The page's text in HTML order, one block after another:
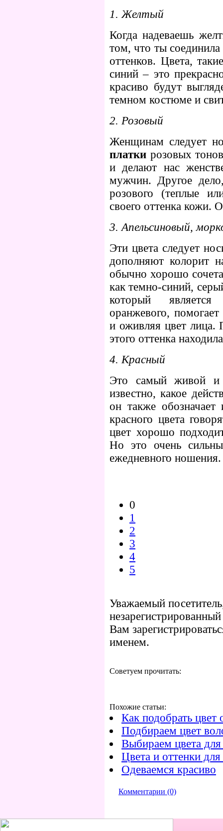
1. Желтый
Когда надеваешь
том, что ты
оттенков. Цвета,
синий – это
красиво будут
темном костюме и
2. Розовый
Женщинам следует
платки розовых
и делают нас
мужчин. Другое
розового (теплые
своего оттенка кожи.
3. Апельсиновый,
Эти цвета следует
дополняют колорит
обычно хорошо
как темно-синий,
который
оранжевого,
и оживляя цвет лица.
этого оттенка
4. Красный
Это самый живой и
известно, какое
он также
красного цвета
цвет хорошо
Но это очень
ежедневного ношения.
0
1
2
3
4
5
Уважаемый
Вам
именем.
Советуем прочитать:
Похожие статьи:
Как подобрать цвет
Подбираем цвет
Выбираем цвета
Цвета и оттенки
Одеваемся красиво
Комментарии (0)